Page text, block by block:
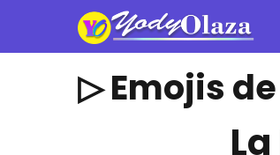
▷ Emojis